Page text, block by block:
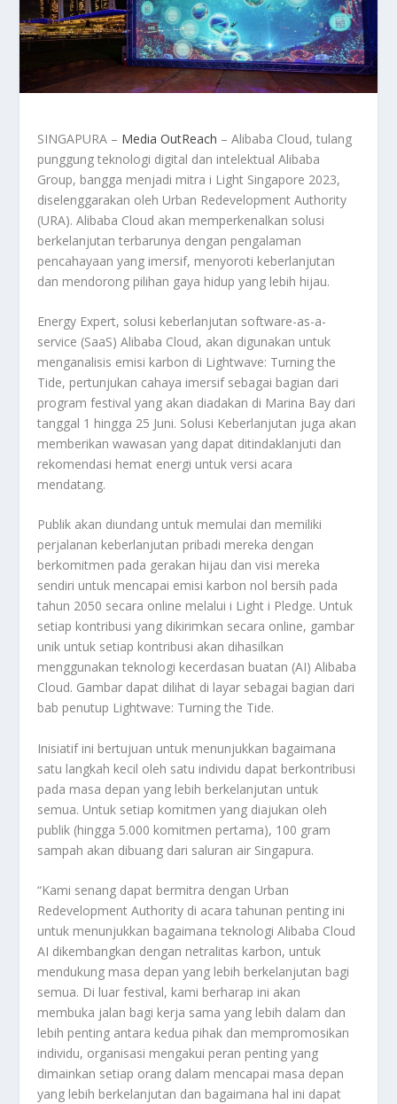
SINGAPURA – Media OutReach – Alibaba Cloud, tulang
punggung teknologi digital dan intelektual Alibaba
Group, bangga menjadi mitra i Light Singapore 2023,
diselenggarakan oleh Urban Redevelopment Authority
(URA). Alibaba Cloud akan memperkenalkan solusi
berkelanjutan terbarunya dengan pengalaman
pencahayaan yang imersif, menyoroti keberlanjutan
dan mendorong pilihan gaya hidup yang lebih hijau.
Energy Expert, solusi keberlanjutan software-as-a-
service (SaaS) Alibaba Cloud, akan digunakan untuk
menganalisis emisi karbon di Lightwave: Turning the
Tide, pertunjukan cahaya imersif sebagai bagian dari
program festival yang akan diadakan di Marina Bay dari
tanggal 1 hingga 25 Juni. Solusi Keberlanjutan juga akan
memberikan wawasan yang dapat ditindaklanjuti dan
rekomendasi hemat energi untuk versi acara
mendatang.
Publik akan diundang untuk memulai dan memiliki
perjalanan keberlanjutan pribadi mereka dengan
berkomitmen pada gerakan hijau dan visi mereka
sendiri untuk mencapai emisi karbon nol bersih pada
tahun 2050 secara online melalui i Light i Pledge. Untuk
setiap kontribusi yang dikirimkan secara online, gambar
unik untuk setiap kontribusi akan dihasilkan
menggunakan teknologi kecerdasan buatan (AI) Alibaba
Cloud. Gambar dapat dilihat di layar sebagai bagian dari
bab penutup Lightwave: Turning the Tide.
Inisiatif ini bertujuan untuk menunjukkan bagaimana
satu langkah kecil oleh satu individu dapat berkontribusi
pada masa depan yang lebih berkelanjutan untuk
semua. Untuk setiap komitmen yang diajukan oleh
publik (hingga 5.000 komitmen pertama), 100 gram
sampah akan dibuang dari saluran air Singapura.
“Kami senang dapat bermitra dengan Urban
Redevelopment Authority di acara tahunan penting ini
untuk menunjukkan bagaimana teknologi Alibaba Cloud
AI dikembangkan dengan netralitas karbon, untuk
mendukung masa depan yang lebih berkelanjutan bagi
semua. Di luar festival, kami berharap ini akan
membuka jalan bagi kerja sama yang lebih dalam dan
lebih penting antara kedua pihak dan mempromosikan
individu, organisasi mengakui peran penting yang
dimainkan setiap orang dalam mencapai masa depan
yang lebih berkelanjutan dan bagaimana hal ini dapat